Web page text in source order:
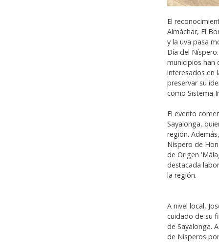
El
Almáchar, El
y la uva pasa
Día del
municipios han
interesados en
preservar su
como Sistema
El evento
Sayalonga,
región.
Níspero de
de Origen
destacada
la región.
A nivel local,
cuidado de su
de Sayalonga.
de Nísperos